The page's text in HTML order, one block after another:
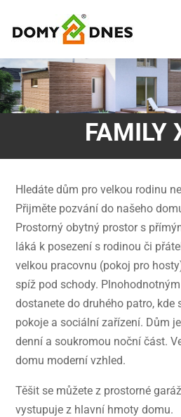
FAMILY
Hledáte dům pro velkou rodinu
Přijměte pozvání do našeho
Prostorný obytný prostor s
láká k posezení s rodinou či
velkou pracovnu (pokoj pro
spíž pod schody.
dostanete do druhého patro, kde
pokoje a sociální zařízení. Dům
denní a soukromou noční část.
domu moderní vzhled.
Těšit se můžete z prostorné
vystupuje z hlavní hmoty domu.